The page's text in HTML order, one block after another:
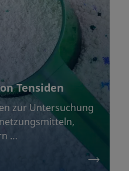
Tensiden
zur Untersuchung
…